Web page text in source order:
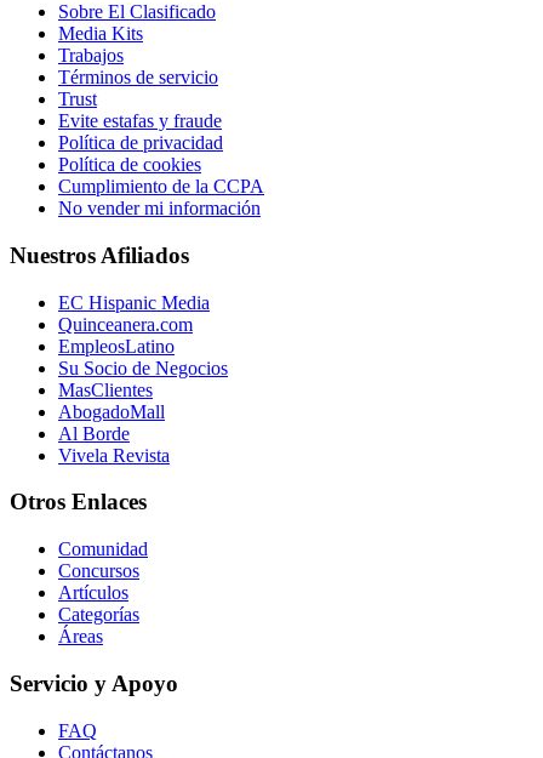
Sobre El Clasificado
Media Kits
Trabajos
Términos de servicio
Trust
Evite estafas y fraude
Política de privacidad
Política de cookies
Cumplimiento de la CCPA
No vender mi información
Nuestros Afiliados
EC Hispanic Media
Quinceanera.com
EmpleosLatino
Su Socio de Negocios
MasClientes
AbogadoMall
Al Borde
Vivela Revista
Otros Enlaces
Comunidad
Concursos
Artículos
Categorías
Áreas
Servicio y Apoyo
FAQ
Contáctanos